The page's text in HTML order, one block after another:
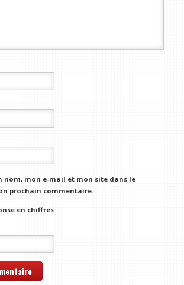
nom, mon e-mail et mon site dans le
prochain commentaire.
en chiffres